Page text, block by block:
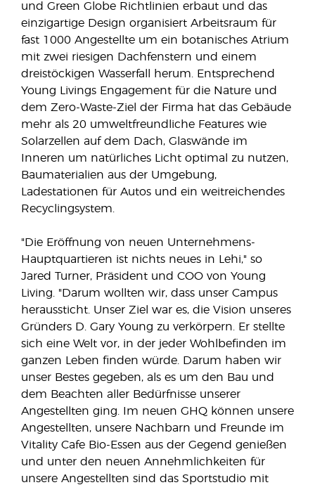
und Green Globe Richtlinien erbaut und das
einzigartige Design organisiert Arbeitsraum für
fast 1000 Angestellte um ein botanisches Atrium
mit zwei riesigen Dachfenstern und einem
dreistöckigen Wasserfall herum. Entsprechend
Young Livings Engagement für die Nature und
dem Zero-Waste-Ziel der Firma hat das Gebäude
mehr als 20 umweltfreundliche Features wie
Solarzellen auf dem Dach, Glaswände im
Inneren um natürliches Licht optimal zu nutzen,
Baumaterialien aus der Umgebung,
Ladestationen für Autos und ein weitreichendes
Recyclingsystem.
"Die Eröffnung von neuen Unternehmens-
Hauptquartieren ist nichts neues in Lehi," so
Jared Turner, Präsident und COO von Young
Living. "Darum wollten wir, dass unser Campus
heraussticht. Unser Ziel war es, die Vision unseres
Gründers D. Gary Young zu verkörpern. Er stellte
sich eine Welt vor, in der jeder Wohlbefinden im
ganzen Leben finden würde. Darum haben wir
unser Bestes gegeben, als es um den Bau und
dem Beachten aller Bedürfnisse unserer
Angestellten ging. Im neuen GHQ können unsere
Angestellten, unsere Nachbarn und Freunde im
Vitality Cafe Bio-Essen aus der Gegend genießen
und unter den neuen Annehmlichkeiten für
unsere Angestellten sind das Sportstudio mit